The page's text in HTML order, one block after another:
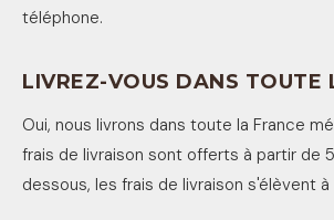
téléphone.
LIVREZ-VOUS DANS TOUTE
Oui, nous livrons dans toute la France
frais de livraison sont offerts à partir de
dessous, les frais de livraison s'élèvent